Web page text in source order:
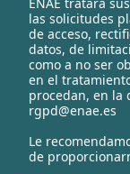
e
c
t
e
d
ENAE tratará
las solicitudes
de acceso,
datos, de
como a no ser
en el
procedan, en la
rgpd@enae.es
Le
de